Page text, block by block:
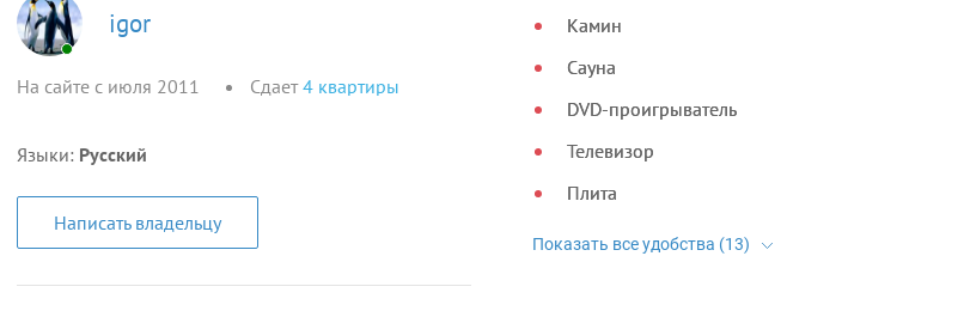
igor
На сайте с июля 2011 Сдает4 квартиры
Языки: Русский
Написать владельцу
Камин
Сауна
DVD-проигрыватель
Телевизор
Плита